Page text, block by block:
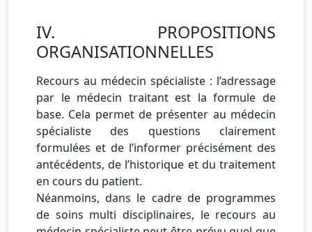
IV. PROPOSITIONS
ORGANISATIONNELLES
Recours au médecin spécialiste : l’adressage
par le médecin traitant est la formule de
base. Cela permet de présenter au médecin
spécialiste des questions clairement
formulées et de l’informer précisément des
antécédents, de l’historique et du traitement
en cours du patient.
Néanmoins, dans le cadre de programmes
de soins multi disciplinaires, le recours au